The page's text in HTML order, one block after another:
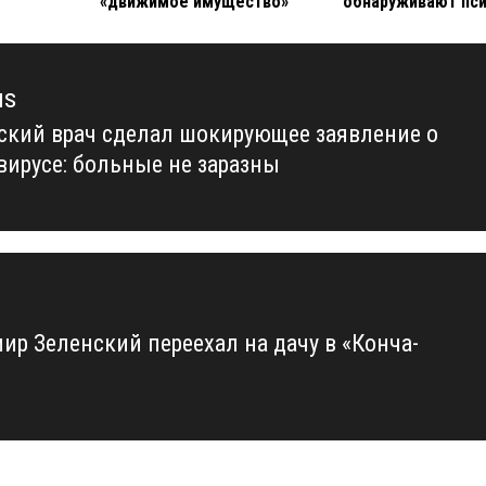
врач сделал шокирующее заявление о
больные не заразны
Зеленский переехал на дачу в «Конча-